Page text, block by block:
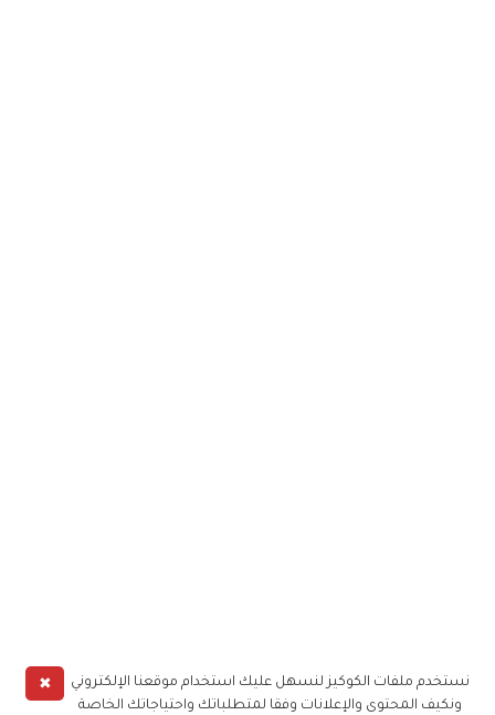
✖
نستخدم ملفات الكوكيز لنسهل عليك استخدام موقعنا الإلكتروني
ونكيف المحتوى والإعلانات وفقا لمتطلباتك واحتياجاتك الخاصة